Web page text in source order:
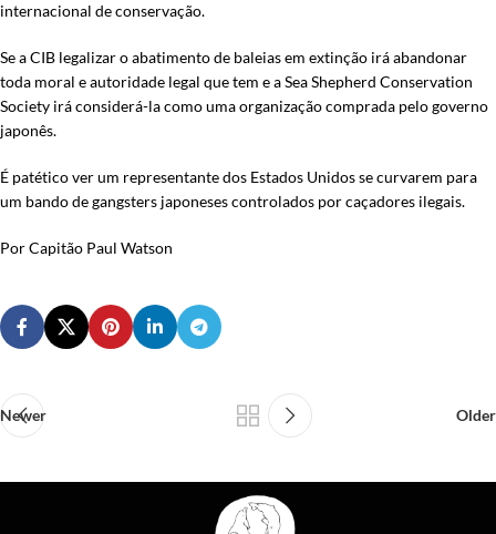
internacional de conservação.
Se a CIB legalizar o abatimento de baleias em extinção irá abandonar
toda moral e autoridade legal que tem e a Sea Shepherd Conservation
Society irá considerá-la como uma organização comprada pelo governo
japonês.
É patético ver um representante dos Estados Unidos se curvarem para
um bando de gangsters japoneses controlados por caçadores ilegais.
Por Capitão Paul Watson
Newer Older